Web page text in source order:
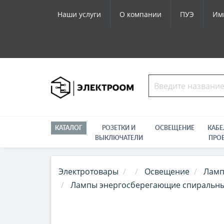
Наши услуги О компании ПУЭ
КАТАЛОГ
РОЗЕТКИ И
ВЫКЛЮЧАТЕЛИ
ОСВЕЩЕНИЕ
Электротовары Освещение
Лампы энергосберегающие